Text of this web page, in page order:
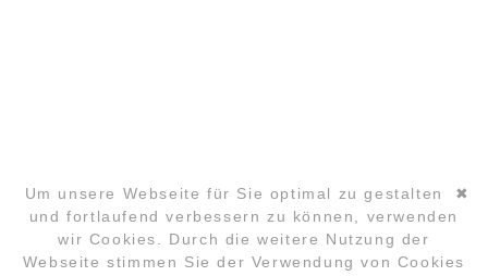
Navigation
✖
Um unsere Webseite für Sie optimal zu gestalten
und fortlaufend verbessern zu können, verwenden
wir Cookies. Durch die weitere Nutzung der
Webseite stimmen Sie der Verwendung von Cookies